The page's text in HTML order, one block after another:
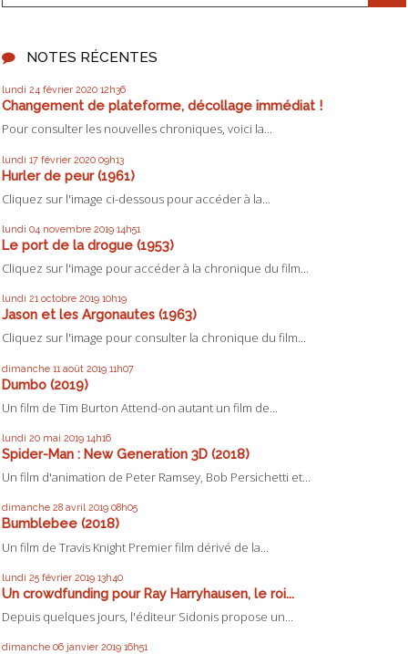
NOTES RÉCENTES
lundi 24 février 2020 12h36
Changement de plateforme, décollage immédiat !
Pour consulter les nouvelles chroniques, voici la...
lundi 17 février 2020 09h13
Hurler de peur (1961)
Cliquez sur l'image ci-dessous pour accéder à la...
lundi 04 novembre 2019 14h51
Le port de la drogue (1953)
Cliquez sur l'image pour accéder à la chronique du film...
lundi 21 octobre 2019 10h19
Jason et les Argonautes (1963)
Cliquez sur l'image pour consulter la chronique du film...
dimanche 11 août 2019 11h07
Dumbo (2019)
Un film de Tim Burton Attend-on autant un film de...
lundi 20 mai 2019 14h16
Spider-Man : New Generation 3D (2018)
Un film d'animation de Peter Ramsey, Bob Persichetti et...
dimanche 28 avril 2019 08h05
Bumblebee (2018)
Un film de Travis Knight Premier film dérivé de la...
lundi 25 février 2019 13h40
Un crowdfunding pour Ray Harryhausen, le roi...
Depuis quelques jours, l'éditeur Sidonis propose un...
dimanche 06 janvier 2019 16h51